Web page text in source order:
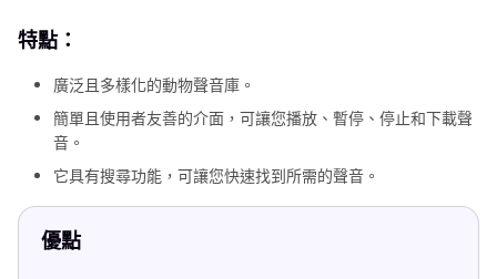
特點：
廣泛且多樣化的動物聲音庫。
簡單且使用者友善的介面，可讓您播放、暫停、停止和下載聲
音。
它具有搜尋功能，可讓您快速找到所需的聲音。
優點